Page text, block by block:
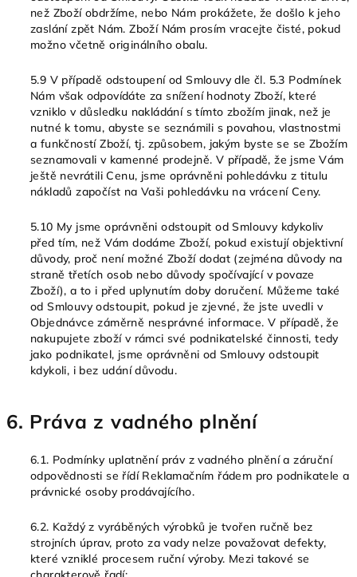
než Zboží obdržíme, nebo Nám prokážete, že došlo k jeho
zaslání zpět Nám. Zboží Nám prosím vracejte čisté, pokud
možno včetně originálního obalu.
5.9 V případě odstoupení od Smlouvy dle čl. 5.3 Podmínek
Nám však odpovídáte za snížení hodnoty Zboží, které
vzniklo v důsledku nakládání s tímto zbožím jinak, než je
nutné k tomu, abyste se seznámili s povahou, vlastnostmi
a funkčností Zboží, tj. způsobem, jakým byste se se Zbožím
seznamovali v kamenné prodejně. V případě, že jsme Vám
ještě nevrátili Cenu, jsme oprávněni pohledávku z titulu
nákladů započíst na Vaši pohledávku na vrácení Ceny.
5.10 My jsme oprávněni odstoupit od Smlouvy kdykoliv
před tím, než Vám dodáme Zboží, pokud existují objektivní
důvody, proč není možné Zboží dodat (zejména důvody na
straně třetích osob nebo důvody spočívající v povaze
Zboží), a to i před uplynutím doby doručení. Můžeme také
od Smlouvy odstoupit, pokud je zjevné, že jste uvedli v
Objednávce záměrně nesprávné informace. V případě, že
nakupujete zboží v rámci své podnikatelské činnosti, tedy
jako podnikatel, jsme oprávněni od Smlouvy odstoupit
kdykoli, i bez udání důvodu.
6. Práva z vadného plnění
6.1. Podmínky uplatnění práv z vadného plnění a záruční
odpovědnosti se řídí Reklamačním řádem pro podnikatele a
právnické osoby prodávajícího.
6.2. Každý z vyráběných výrobků je tvořen ručně bez
strojních úprav, proto za vady nelze považovat defekty,
které vzniklé procesem ruční výroby. Mezi takové se